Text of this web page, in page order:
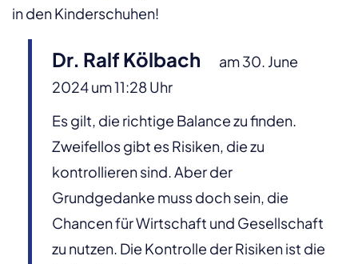
in den Kinderschuhen!
Dr. Ralf Kölbach
am 30. June
2024 um 11:28 Uhr
Es gilt, die richtige Balance zu finden.
Zweifellos gibt es Risiken, die zu
kontrollieren sind. Aber der
Grundgedanke muss doch sein, die
Chancen für Wirtschaft und Gesellschaft
zu nutzen. Die Kontrolle der Risiken ist die